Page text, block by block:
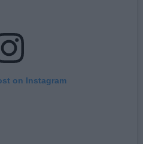
on Instagram